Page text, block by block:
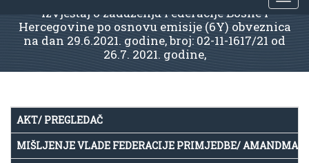
Izvještaj o zaduženju Federacije Bosne i
Hercegovine po osnovu emisije (6Y) obveznica
na dan 29.6.2021. godine, broj: 02-11-1617/21 od
26.7. 2021. godine,
AKT/ PREGLEDAČ
MIŠLJENJE VLADE FEDERACIJE PRIMJEDBE/